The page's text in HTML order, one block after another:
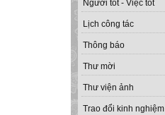
Người tốt - Việc tốt
Lịch công tác
Thông báo
Thư mời
Thư viện ảnh
Trao đổi kinh nghiệm